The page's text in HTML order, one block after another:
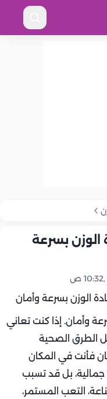
الوزن بسرعة
وأمان. إذا كنت تعاني
الطرق الصحية
فأنت في المكان
بل قد تسبب
التعب المستمر،